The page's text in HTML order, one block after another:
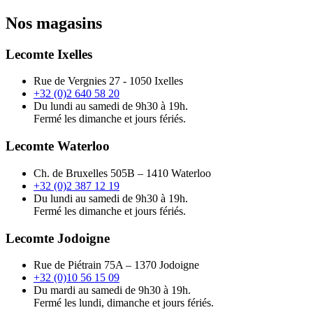
Nos magasins
Lecomte Ixelles
Rue de Vergnies 27 - 1050 Ixelles
+32 (0)2 640 58 20
Du lundi au samedi de 9h30 à 19h.
Fermé les dimanche et jours fériés.
Lecomte Waterloo
Ch. de Bruxelles 505B – 1410 Waterloo
+32 (0)2 387 12 19
Du lundi au samedi de 9h30 à 19h.
Fermé les dimanche et jours fériés.
Lecomte Jodoigne
Rue de Piétrain 75A – 1370 Jodoigne
+32 (0)10 56 15 09
Du mardi au samedi de 9h30 à 19h.
Fermé les lundi, dimanche et jours fériés.